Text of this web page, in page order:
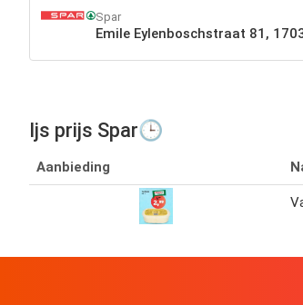
Spar
Emile Eylenboschstraat 81,
Ijs prijs Spar🕒
Aanbieding